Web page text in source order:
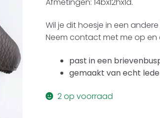
Wil je dit hoesje in een
Neem contact met me op en
past in een
gemaakt van echt
2 op voorraad